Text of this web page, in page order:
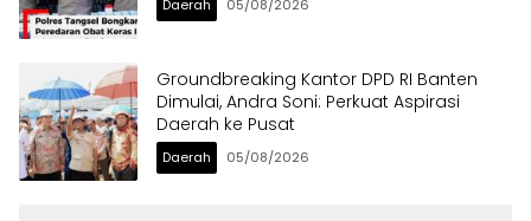
Daerah 05/08/2026
Groundbreaking Kantor DPD RI Banten
Dimulai, Andra Soni: Perkuat Aspirasi
Daerah ke Pusat
Daerah 05/08/2026